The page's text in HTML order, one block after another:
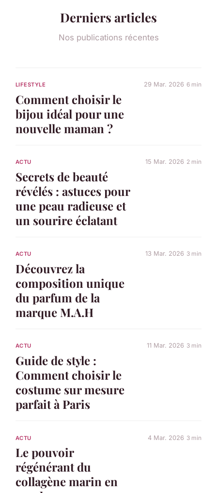
Derniers articles
Nos publications récentes
LIFESTYLE
Comment choisir le
bijou idéal pour une
nouvelle maman ?
29 Mar. 2026 6 min
ACTU
Secrets de beauté
révélés : astuces pour
une peau radieuse et
un sourire éclatant
15 Mar. 2026 2 min
ACTU
Découvrez la
composition unique
du parfum de la
marque M.A.H
13 Mar. 2026 3 min
ACTU
Guide de style :
Comment choisir le
costume sur mesure
parfait à Paris
11 Mar. 2026 3 min
ACTU
Le pouvoir
régénérant du
collagène marin en
4 Mar. 2026 3 min